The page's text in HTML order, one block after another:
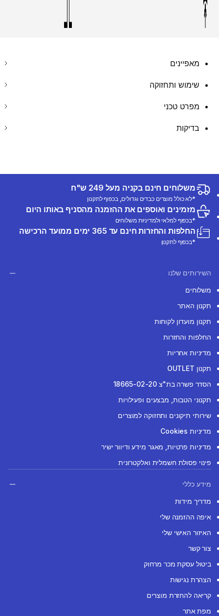
מאפיינים
שימוש ותחזוקה
מפרט טכני
בדיקות
משלוחים חינם בקניה מעל 249 ש"ח
*לא כולל מוצרים כבדים וגדולים, בכפוף לתקנון
מזמינים ואוספים את ההזמנה מהסניף באותו היום
*בכפוף למלאי ולמדיניות משלוחים
החלפות והחזרות חינם עד 365 ימים ממועד הרכישה
*בכפוף לתקנון
השירותים שלנו
משלוחים
תקנון האתר
תקנון מועדון לקוחות
החלפות והחזרות
מדיניות אחריות
תקנון OUTLET
הסדר פשרה בת"צ 18665-02-20
תקנוני הטבות, מבצעים ופעילויות
שירותי תיקונים ותחזוקה למוצרים
מדיניות Cookies
מדיניות פרטיות, מאגר מידע ודיוור ישיר
פינוי פסולת חשמלית ואלקטרונית
מידע כללי
מדריך מידות
איפה ההזמנה שלי
האיזור האישי שלי
צור קשר
ביטול עסקת מכר מרחוק
הצהרת נגישות
קריאה להחזרת מוצרים
מפת אתר